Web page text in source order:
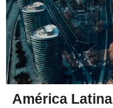
América